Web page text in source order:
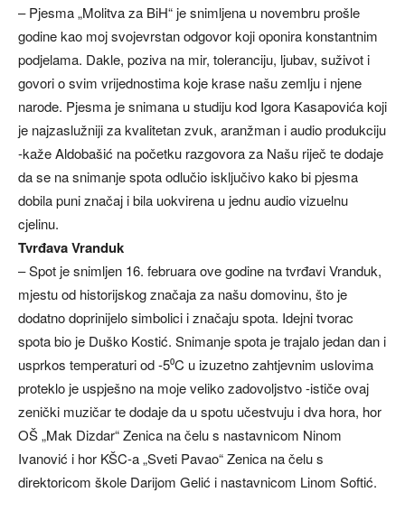
– Pjesma „Molitva za BiH“ je snimljena u novembru prošle
godine kao moj svojevrstan odgovor koji oponira konstantnim
podjelama. Dakle, poziva na mir, toleranciju, ljubav, suživot i
govori o svim vrijednostima koje krase našu zemlju i njene
narode. Pjesma je snimana u studiju kod Igora Kasapovića koji
je najzaslužniji za kvalitetan zvuk, aranžman i audio produkciju
-kaže Aldobašić na početku razgovora za Našu riječ te dodaje
da se na snimanje spota odlučio isključivo kako bi pjesma
dobila puni značaj i bila uokvirena u jednu audio vizuelnu
cjelinu.
Tvrđava Vranduk
– Spot je snimljen 16. februara ove godine na tvrđavi Vranduk,
mjestu od historijskog značaja za našu domovinu, što je
dodatno doprinijelo simbolici i značaju spota. Idejni tvorac
spota bio je Duško Kostić. Snimanje spota je trajalo jedan dan i
usprkos temperaturi od -5⁰C u izuzetno zahtjevnim uslovima
proteklo je uspješno na moje veliko zadovoljstvo -ističe ovaj
zenički muzičar te dodaje da u spotu učestvuju i dva hora, hor
OŠ „Mak Dizdar“ Zenica na čelu s nastavnicom Ninom
Ivanović i hor KŠC-a „Sveti Pavao“ Zenica na čelu s
direktoricom škole Darijom Gelić i nastavnicom Linom Softić.